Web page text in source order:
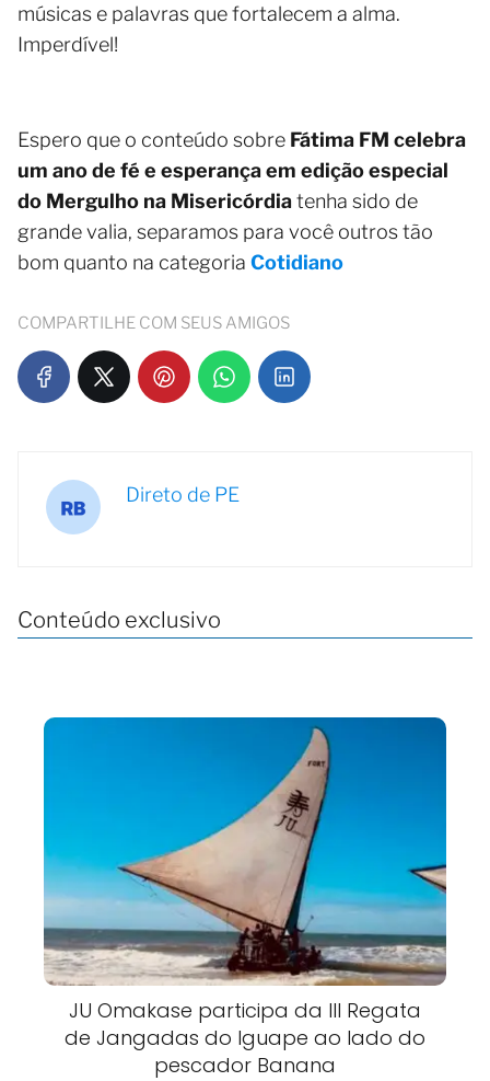
músicas e palavras que fortalecem a alma.
Imperdível!
Espero que o conteúdo sobre Fátima FM celebra
um ano de fé e esperança em edição especial
do Mergulho na Misericórdiatenha sido de
grande valia, separamos para você outros tão
bom quanto na categoria Cotidiano
COMPARTILHE COM SEUS AMIGOS
Direto de PE
Conteúdo exclusivo
JU Omakase participa da III Regata
de Jangadas do Iguape ao lado do
pescador Banana